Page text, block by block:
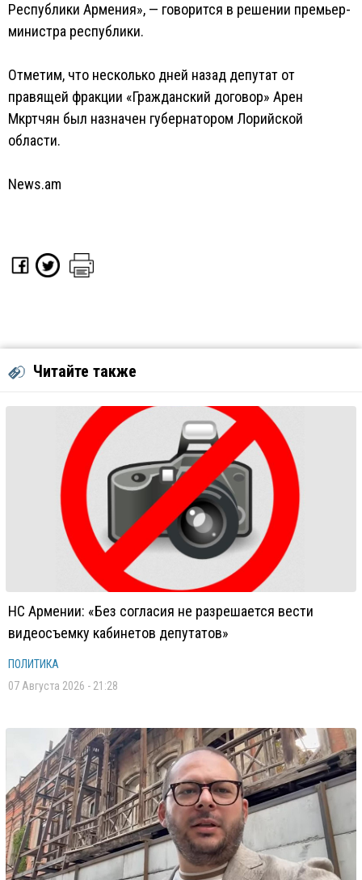
Республики Армения», — говорится в решении премьер-
министра республики.
Отметим, что несколько дней назад депутат от
правящей фракции «Гражданский договор» Арен
Мкртчян был назначен губернатором Лорийской
области.
News.am
Читайте также
НС Армении: «Без согласия не разрешается вести
видеосъемку кабинетов депутатов»
ПОЛИТИКА
07 Августа 2026 - 21:28